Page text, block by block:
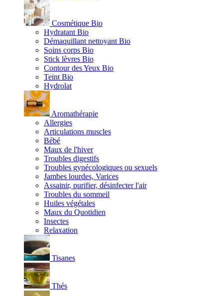
Cosmétique Bio
Hydratant Bio
Démaquillant nettoyant Bio
Soins corps Bio
Stick lèvres Bio
Contour des Yeux Bio
Teint Bio
Hydrolat
Aromathérapie
Allergies
Articulations muscles
Bébé
Maux de l'hiver
Troubles digestifs
Troubles gynécologiques ou sexuels
Jambes lourdes, Varices
Assainir, purifier, désinfecter l'air
Troubles du sommeil
Huiles végétales
Maux du Quotidien
Insectes
Relaxation
Tisanes
Thés